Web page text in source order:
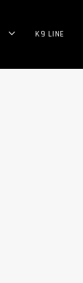
K9 LINE